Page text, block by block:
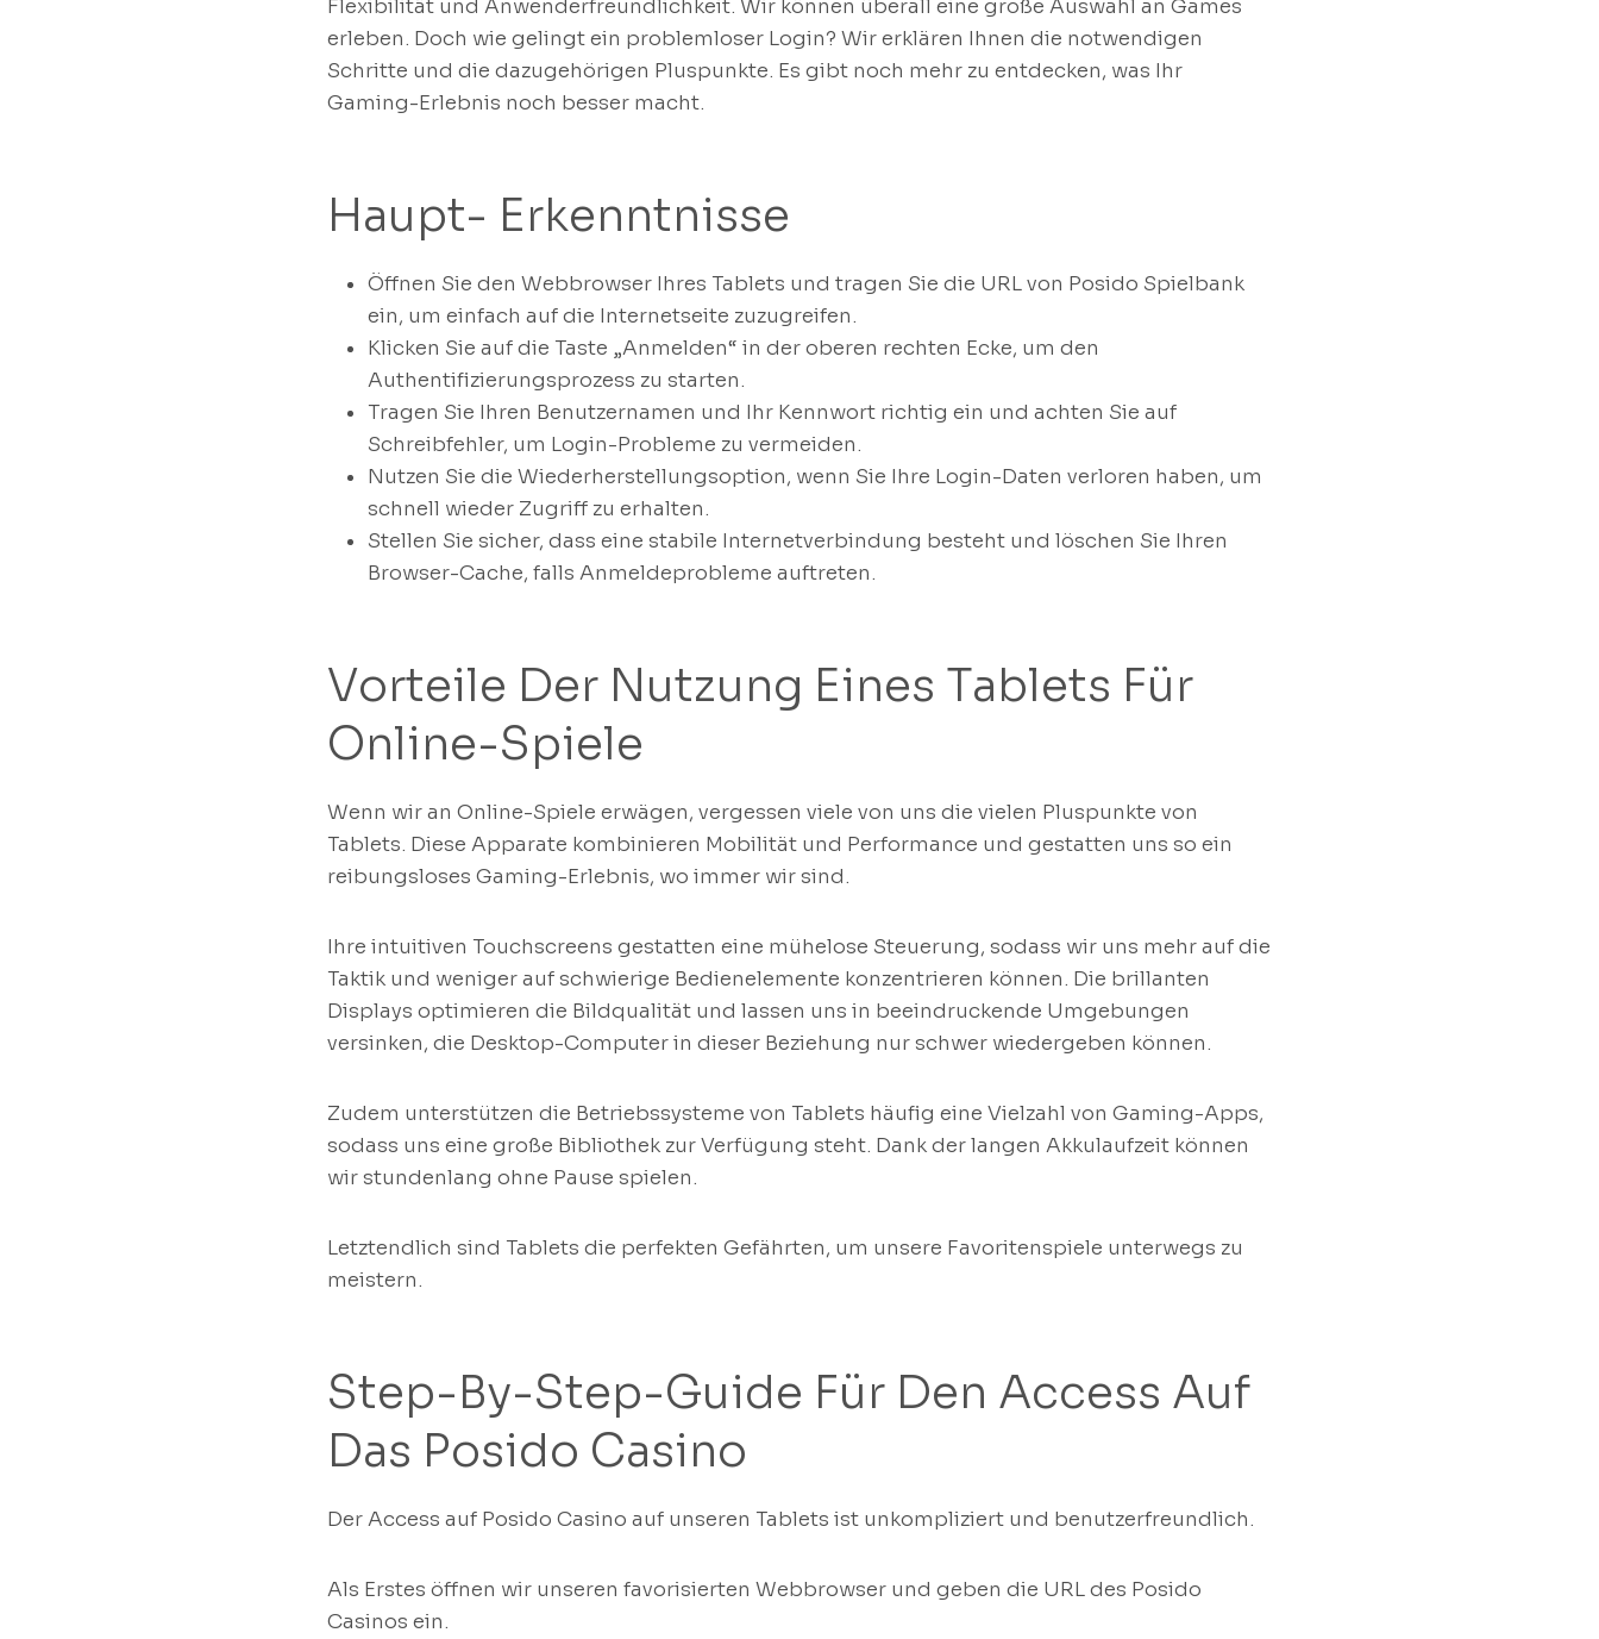
Flexibilität und Anwenderfreundlichkeit. Wir können überall eine große Auswahl an Games
erleben. Doch wie gelingt ein problemloser Login? Wir erklären Ihnen die notwendigen
Schritte und die dazugehörigen Pluspunkte. Es gibt noch mehr zu entdecken, was Ihr
Gaming-Erlebnis noch besser macht.
Haupt- Erkenntnisse
Öffnen Sie den Webbrowser Ihres Tablets und tragen Sie die URL von Posido Spielbank
ein, um einfach auf die Internetseite zuzugreifen.
Klicken Sie auf die Taste „Anmelden“ in der oberen rechten Ecke, um den
Authentifizierungsprozess zu starten.
Tragen Sie Ihren Benutzernamen und Ihr Kennwort richtig ein und achten Sie auf
Schreibfehler, um Login-Probleme zu vermeiden.
Nutzen Sie die Wiederherstellungsoption, wenn Sie Ihre Login-Daten verloren haben, um
schnell wieder Zugriff zu erhalten.
Stellen Sie sicher, dass eine stabile Internetverbindung besteht und löschen Sie Ihren
Browser-Cache, falls Anmeldeprobleme auftreten.
Vorteile Der Nutzung Eines Tablets Für
Online-Spiele
Wenn wir an Online-Spiele erwägen, vergessen viele von uns die vielen Pluspunkte von
Tablets. Diese Apparate kombinieren Mobilität und Performance und gestatten uns so ein
reibungsloses Gaming-Erlebnis, wo immer wir sind.
Ihre intuitiven Touchscreens gestatten eine mühelose Steuerung, sodass wir uns mehr auf die
Taktik und weniger auf schwierige Bedienelemente konzentrieren können. Die brillanten
Displays optimieren die Bildqualität und lassen uns in beeindruckende Umgebungen
versinken, die Desktop-Computer in dieser Beziehung nur schwer wiedergeben können.
Zudem unterstützen die Betriebssysteme von Tablets häufig eine Vielzahl von Gaming-Apps,
sodass uns eine große Bibliothek zur Verfügung steht. Dank der langen Akkulaufzeit können
wir stundenlang ohne Pause spielen.
Letztendlich sind Tablets die perfekten Gefährten, um unsere Favoritenspiele unterwegs zu
meistern.
Step-By-Step-Guide Für Den Access Auf
Das Posido Casino
Der Access auf Posido Casino auf unseren Tablets ist unkompliziert und benutzerfreundlich.
Als Erstes öffnen wir unseren favorisierten Webbrowser und geben die URL des Posido
Casinos ein.